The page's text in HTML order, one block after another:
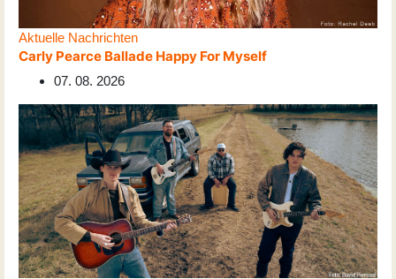
Aktuelle Nachrichten
Carly Pearce Ballade Happy For Myself
07. 08. 2026